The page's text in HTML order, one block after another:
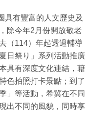
有豐富的人文歷史及
除今年2月份開放敬老
（114）年起透過輔導
日祭り」系列活動推廣
具有深度文化連結，藉
色拍照打卡景點；到了
」等活動，希冀在不同
出不同的風貌，同時享